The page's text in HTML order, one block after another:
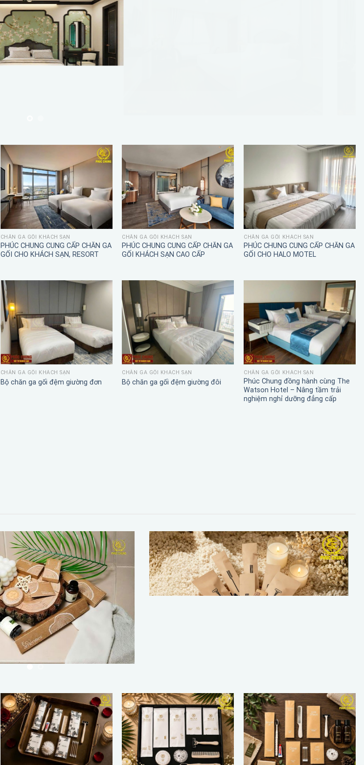
CHĂN GA GỐI KHÁCH SẠN
PHÚC CHUNG CUNG CẤP CHĂN GA
GỐI CHO KHÁCH SẠN, RESORT
CHĂN GA GỐI KHÁCH SẠN
PHÚC CHUNG CUNG CẤP CHĂN GA
GỐI KHÁCH SẠN CAO CẤP
CHĂN GA GỐI KHÁCH SẠN
PHÚC CHUNG CUNG CẤP CHĂN GA
GỐI CHO HALO MOTEL
CHĂN GA GỐI KHÁCH SẠN
Bộ chăn ga gối đệm giường đơn
CHĂN GA GỐI KHÁCH SẠN
Bộ chăn ga gối đệm giường đôi
CHĂN GA GỐI KHÁCH SẠN
Phúc Chung đồng hành cùng The
Watson Hotel – Nâng tầm trải
nghiệm nghỉ dưỡng đẳng cấp